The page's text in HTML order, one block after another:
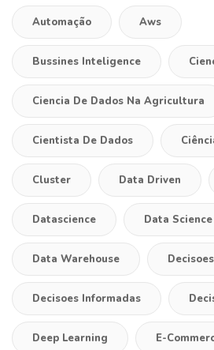
Automação Aws
Bussines Inteligence
Ciencia De Dados Na Agricultura
Cientista De Dados
Cluster Data Driven
Datascience Data Science
Data Warehouse Decisoes
Decisoes Informadas
Deep Learning E-